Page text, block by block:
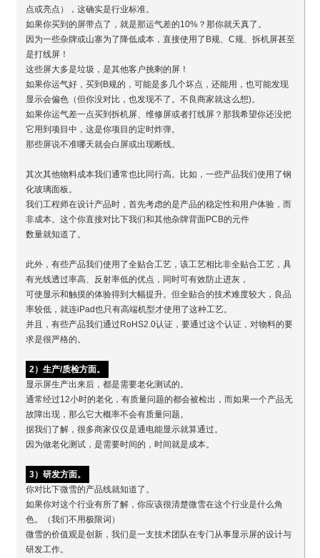
点或亮点），这确实是行业标准。
如果你买到的屏带点了，就是那运气差的10%？那你就天真了。
因为一些杂牌或山寨为了降低成本，直接使用了B规、C规、拆机屏甚至
是打线屏！
这些屏大多是垃圾，是其他客户挑剩的屏！
如果你运气好，买到B规的，可能是多几个坏点，还能用，也可能发现
显示会偏色（但你没对比，也发现不了。不良商家就这么想)。
如果你运气差一点买到拆机屏、维修屏或者打线屏？那我希望你还没把
它用到项目中，这是你项目的定时炸弹。
那些屏说不准哪天就会白屏或出现断线。
其次其他物料成本我们通常也比同行高。比如，一些产品我们使用了钢
化玻璃面板。
我们工程师在设计产品时，首先考虑的是产品的稳定性和用户体验，而
非成本。这个你直接对比下我们和其他杂牌背面PCB的元件
数量就知道了。
此外，有些产品我们使用了全贴合工艺，该工艺相比非全贴合工艺，具
有光线透过率高、反射率低的优点，同时可有效防止进灰，
可使显示和触摸的体验得到大幅提升。但全贴合的技术难度较大，良品
率较低，就连iPad也只有高端机型才使用了这种工艺。
并且，有些产品我们通过RoHS2.0认证，要通过这个认证，对物料的要
求是很严格的。
2）生产/质检方面。
显示屏生产出来后，都是需要老化测试的。
通常经过12小时的老化，有质量问题的都会被检出，而如果一个产品无
故障出现，那么它大概率不会有质量问题。
据我们了解，很多商家仅仅是通电能显示就算通过。
因为做老化测试，是需要时间的，时间就是成本。
3）研发方面。
你对比下微雪的产品线就知道了。
如果你对这个行业有所了解，你应该很清楚微雪在这个行业是什么角
色。（我们不用极限词）
微雪的价值观是创新，我们是一支技术团队在专门从事显示屏的设计与
研发工作。